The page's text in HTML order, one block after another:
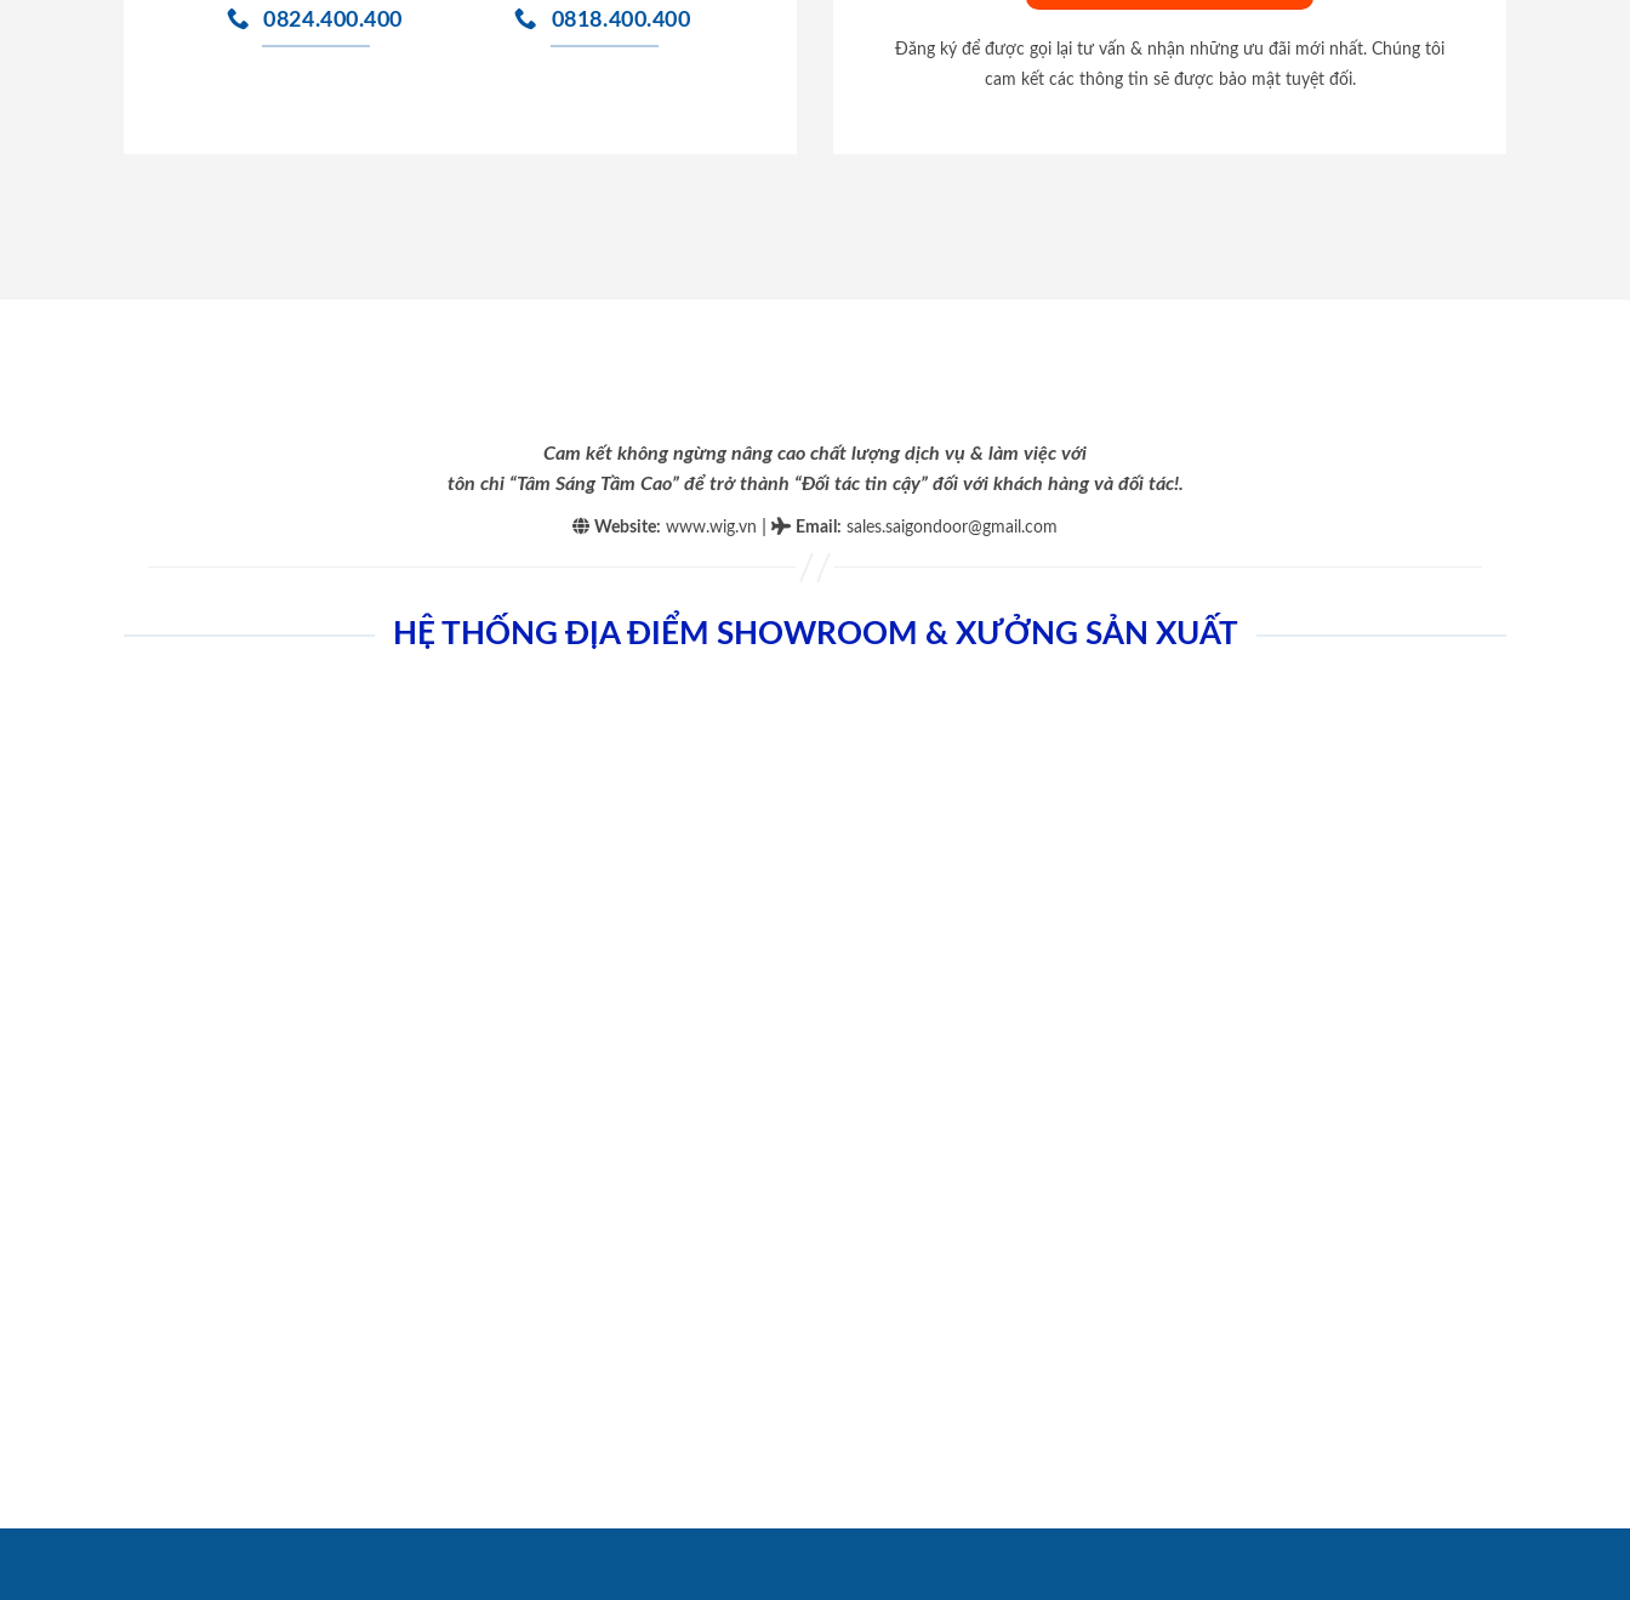
0824.400.400 0818.400.400
Đăng ký để được gọi lại tư vấn & nhận những ưu đãi mới nhất. Chúng tôi
cam kết các thông tin sẽ được bảo mật tuyệt đối.
Cam kết không ngừng nâng cao chất lượng dịch vụ & làm việc với
tôn chỉ “Tâm Sáng Tầm Cao” để trở thành “Đối tác tin cậy” đối với khách hàng và đối tác!.
Website: www.wig.vn Email : sales.saigondoor@gmail.com
HỆ THỐNG ĐỊA ĐIỂM SHOWROOM & XƯỞNG SẢN XUẤT